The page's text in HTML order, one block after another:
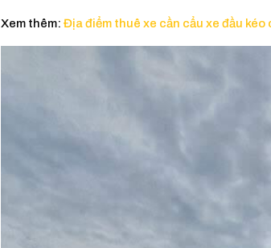
Xem thêm:Địa điểm thuê xe cần cẩu xe đầu